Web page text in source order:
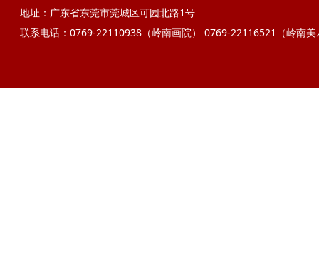
地址：广东省东莞市莞城区可园北路1号
联系电话：0769-22110938（岭南画院）
0769-22116521（岭南美